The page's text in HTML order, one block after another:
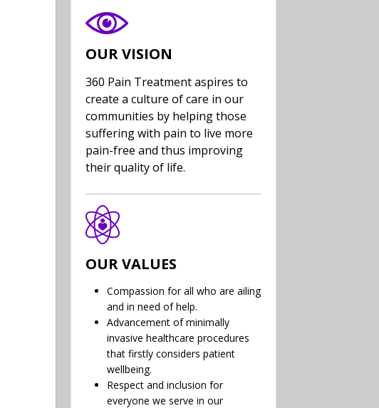
OUR VISION
360 Pain Treatment aspires to
create a culture of care in our
communities by helping those
suffering with pain to live more
pain-free and thus improving
their quality of life.
OUR VALUES
Compassion for all who are ailing
and in need of help.
Advancement of minimally
invasive healthcare procedures
that firstly considers patient
wellbeing.
Respect and inclusion for
everyone we serve in our